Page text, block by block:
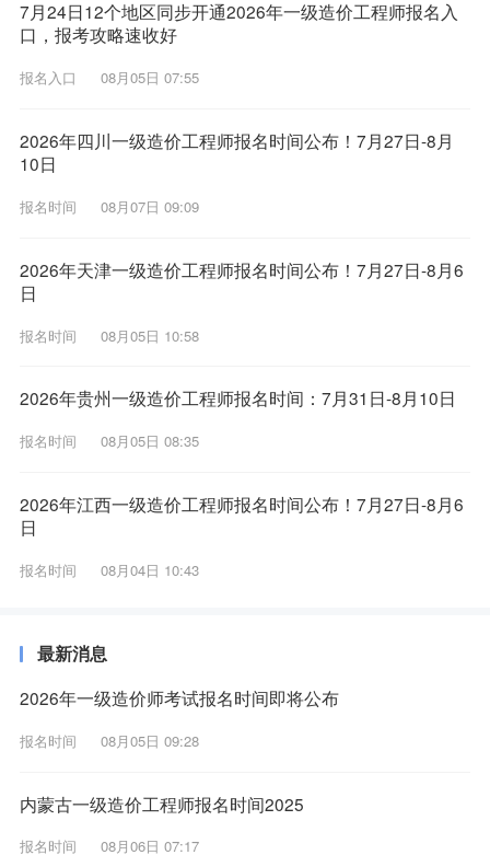
7月24日12个地区同步开通2026年一级造价工程师报名入
口，报考攻略速收好
报名入口 08月05日 07:55
2026年四川一级造价工程师报名时间公布！7月27日-8月
10日
报名时间 08月07日 09:09
2026年天津一级造价工程师报名时间公布！7月27日-8月6
日
报名时间 08月05日 10:58
2026年贵州一级造价工程师报名时间：7月31日-8月10日
报名时间 08月05日 08:35
2026年江西一级造价工程师报名时间公布！7月27日-8月6
日
报名时间 08月04日 10:43
最新消息
2026年一级造价师考试报名时间即将公布
报名时间 08月05日 09:28
内蒙古一级造价工程师报名时间2025
报名时间 08月06日 07:17